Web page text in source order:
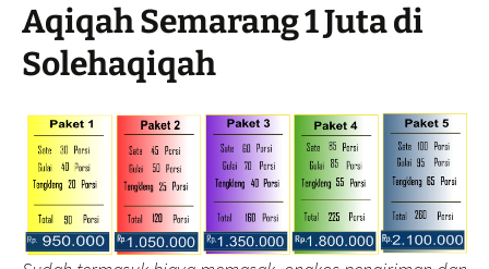
Aqiqah Semarang 1 Juta di
Solehaqiqah